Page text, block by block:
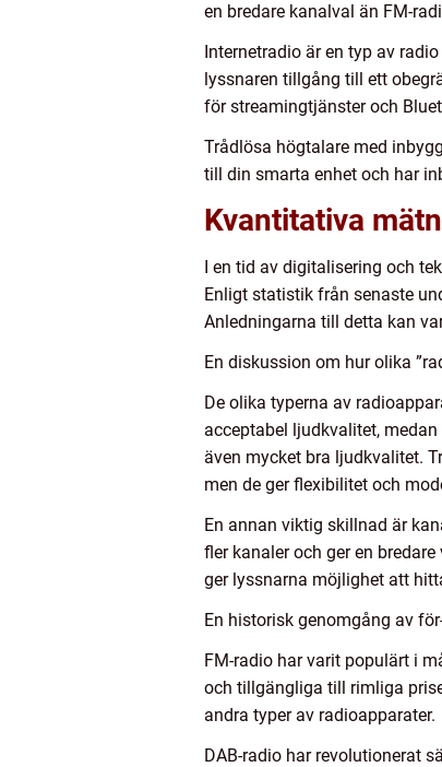
en bredare kanalval än FM-
Internetradio är en typ av
lyssnaren tillgång till ett
för streamingtjänster och
Trådlösa högtalare med
till din smarta enhet och har
Kvantitativa
I en tid av digitalisering och
Enligt statistik från senaste
Anledningarna till detta kan
En diskussion om hur olika
De olika typerna av
acceptabel ljudkvalitet,
även mycket bra ljudkvalitet.
men de ger flexibilitet och
En annan viktig skillnad är
fler kanaler och ger en
ger lyssnarna möjlighet att
En historisk genomgång av
FM-radio har varit populärt i
och tillgängliga till rimliga
andra typer av radioapparater.
DAB-radio har revolutionerat